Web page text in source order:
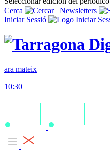
Cerca
| Newsletters
Iniciar Sessió
ara mateix
10:30